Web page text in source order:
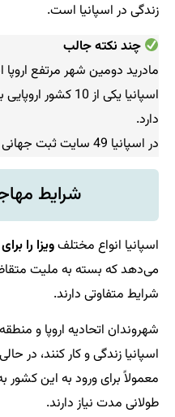
زندگی در اسپانیا است.
چند نکته جالب
مادرید دومین شهر مرتفع
اسپانیا یکی از 10
دارد.
در اسپانیا 49 سایت ثبت جهانی یونسکو وجود دارد.
شرایط
اسپانیا انواع مختلفویزا را
می‌دهد که بسته به ملیت
شرایط متفاوتی دارند.
شهروندان اتحادیه اروپا و
اسپانیا زندگی و کار کنند، در
معمولاً برای ورود به این کشور
طولانی مدت نیاز دارند.